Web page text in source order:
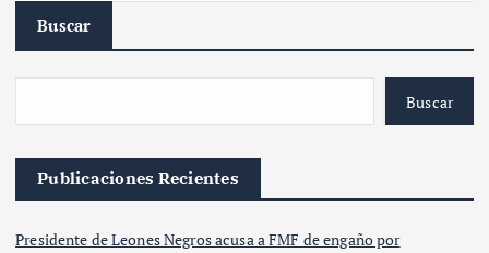
Buscar
Buscar
Publicaciones Recientes
Presidente de Leones Negros acusa a FMF de engaño por